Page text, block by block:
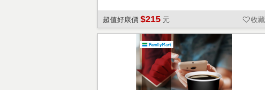
超值好康價 $215 元 收藏